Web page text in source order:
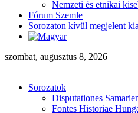
Nemzeti és etnikai
Fórum Szemle
Sorozaton kívül megjelent
szombat, augusztus 8, 2026
Sorozatok
Disputationes
Fontes Historiae